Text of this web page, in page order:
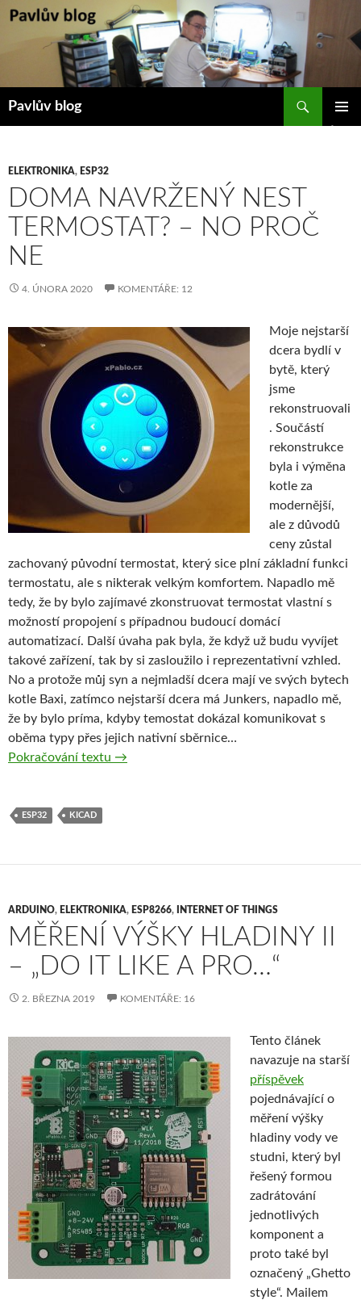
Přejít
Pavlův blog
ELEKTRONIKA, ESP32
DOMA NAVRŽENÝ NEST
TERMOSTAT? – NO PROČ
NE
4. ÚNORA 2020 KOMENTÁŘE: 12
Moje nejstarší
dcera bydlí v
bytě, který
jsme
rekonstruovali
. Součástí
rekonstrukce
byla i výměna
kotle za
modernější,
ale z důvodů
ceny zůstal
zachovaný původní termostat, který sice plní základní funkci
termostatu, ale s nikterak velkým komfortem. Napadlo mě
tedy, že by bylo zajímavé zkonstruovat termostat vlastní s
možností propojení s případnou budoucí domácí
automatizací. Další úvaha pak byla, že když už budu vyvíjet
takové zařízení, tak by si zasloužilo i reprezentativní vzhled.
No a protože můj syn a nejmladší dcera mají ve svých bytech
kotle Baxi, zatímco nejstarší dcera má Junkers, napadlo mě,
že by bylo príma, kdyby temostat dokázal komunikovat s
oběma typy přes jejich nativní sběrnice…
Pokračování textu Doma navržený Nest termostat? – No proč
→
ESP32 KICAD
ARDUINO, ELEKTRONIKA, ESP8266, INTERNET OF THINGS
MĚŘENÍ VÝŠKY HLADINY II
– „DO IT LIKE A PRO…“
2. BŘEZNA 2019 KOMENTÁŘE: 16
Tento článek
navazuje na starší
příspěvek
pojednávající o
měření výšky
hladiny vody ve
studni, který byl
řešený formou
zadrátování
jednotlivých
komponent a
proto také byl
označený „Ghetto
style“. Mailem